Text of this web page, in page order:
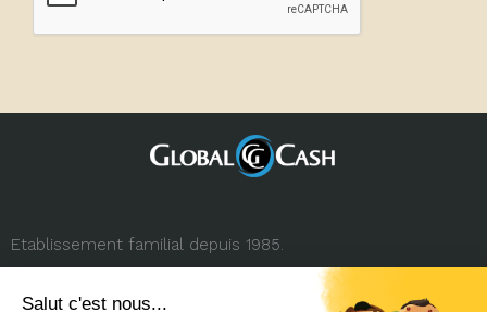
Etablissement familial depuis 1985.
69001 Lyon (FRANCE)